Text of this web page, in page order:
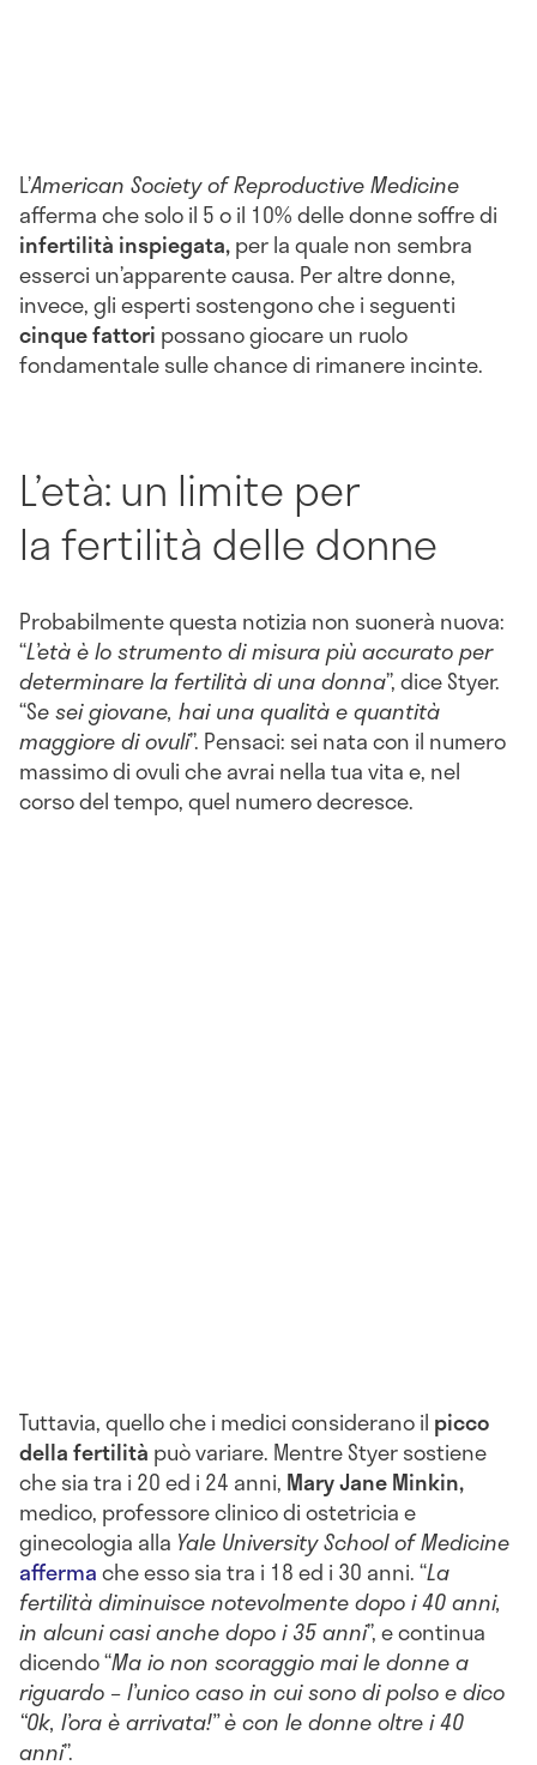
L’American Society of Reproductive Medicine
afferma che solo il 5 o il 10% delle donne soffre di
infertilità inspiegata,per la quale non sembra
esserci un’apparente causa. Per altre donne,
invece, gli esperti sostengono che i seguenti
cinque fattori possano giocare un ruolo
fondamentale sulle chance di rimanere incinte.
L’età: un limite per
la fertilità delle donne
Probabilmente questa notizia non suonerà nuova:
“L’età è lo strumento di misura più accurato per
determinare la fertilità di una donna”, dice Styer.
“Se sei giovane, hai una qualità e quantità
maggiore di ovuli”. Pensaci: sei nata con il numero
massimo di ovuli che avrai nella tua vita e, nel
corso del tempo, quel numero decresce.
Tuttavia, quello che i medici considerano il picco
della fertilità può variare. Mentre Styer sostiene
che sia tra i 20 ed i 24 anni, MaryJane Minkin,
medico, professore clinico di ostetricia e
ginecologia alla Yale University School of Medicine
affermache esso sia tra i 18 ed i 30 anni. “La
fertilità diminuisce notevolmente dopo i 40 anni,
in alcuni casi anche dopo i 35 anni”, e continua
dicendo “Ma io non scoraggio mai le donne a
riguardo – l’unico caso in cui sono di polso e dico
“Ok, l’ora è arrivata!” è con le donne oltre i 40
anni”.